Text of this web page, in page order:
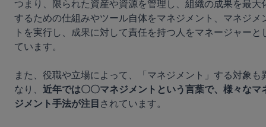
つまり、 限られた資産や資源を管理し、 組織の成果を最大
するための仕組みやツール自体をマネジメント、マネジメ
トを実行し、成果に対して責任を持つ人をマネージャーと
ています。
また、役職や立場によって、「マネジメント」する対象も
なり、 近年では〇〇マネジメントという言葉で、様々なマ
ジメント手法が注目 されています。